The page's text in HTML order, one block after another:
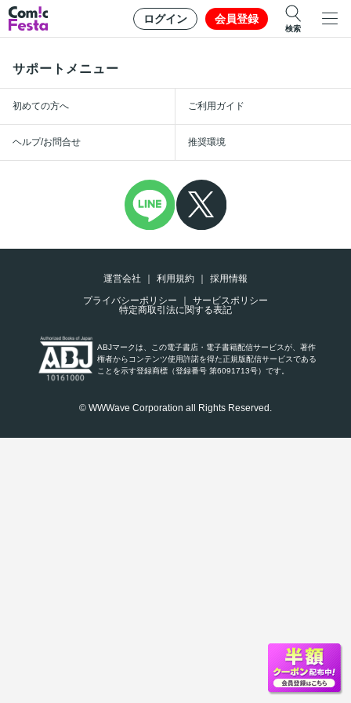
ログイン 会員登録
検索
サポートメニュー
初めての方へ ご利用ガイド
ヘルプ/お問合せ 推奨環境
運営会社 利用規約
採用情報
プライバシーポリシー
サービスポリシー
特定商取引法に関する表記
ABJマークは、この電子書店・電子書籍配信サービスが、著作
権者からコンテンツ使用許諾を得た正規版配信サービスである
ことを示す登録商標（登録番号 第6091713号）です。
© WWWave Corporation all Rights Reserved.